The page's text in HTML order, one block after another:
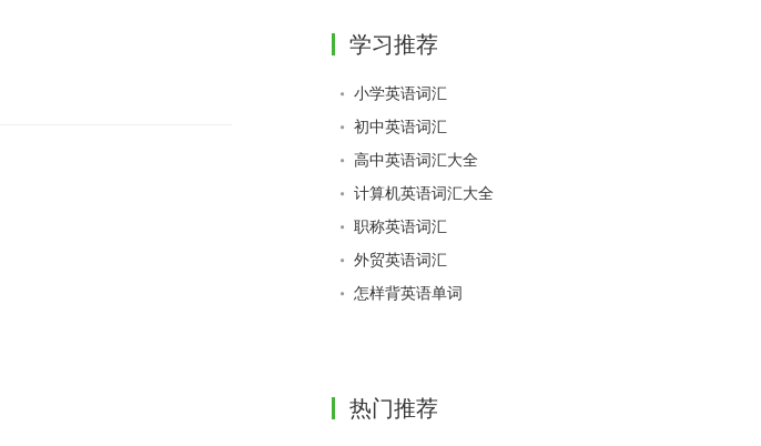
学习推荐
小学英语词汇
初中英语词汇
高中英语词汇大全
计算机英语词汇大全
职称英语词汇
外贸英语词汇
怎样背英语单词
热门推荐